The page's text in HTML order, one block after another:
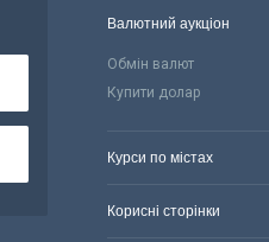
Валютний аукціон
Обмін валют
Купити долар
Курси по містах
Корисні сторінки